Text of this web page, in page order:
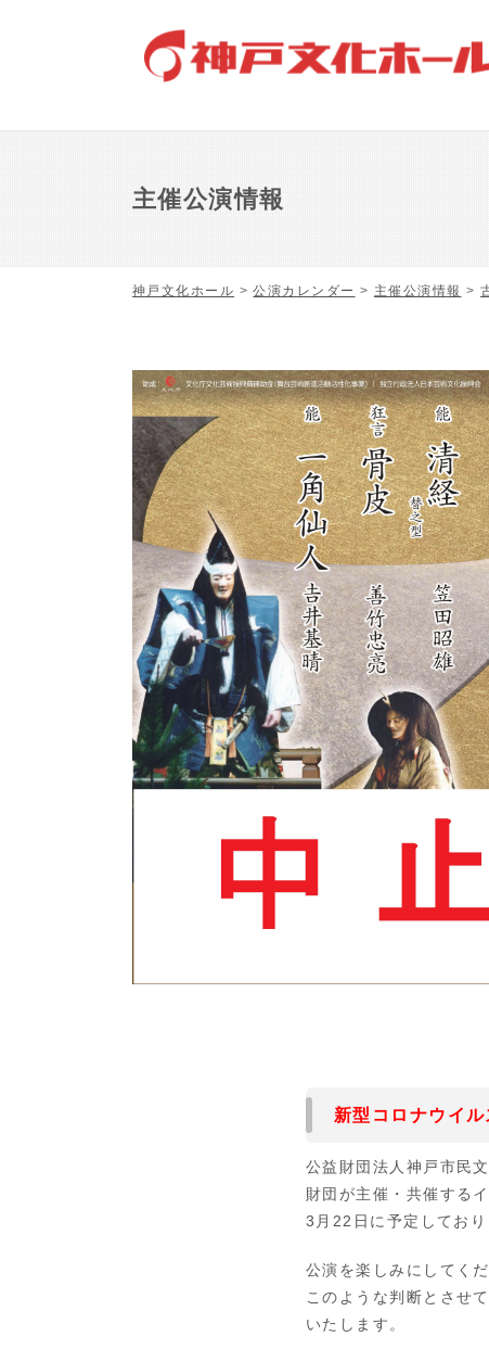
主催公演情報
神戸文化ホール >公演カレンダー > 主催公演情報 >
新型コロナウイ
公益財団法人神戸市民
財団が主催・共催する
3 月 22 日に予定してお
公演を楽しみにしてく
このような判断とさせ
いたします。